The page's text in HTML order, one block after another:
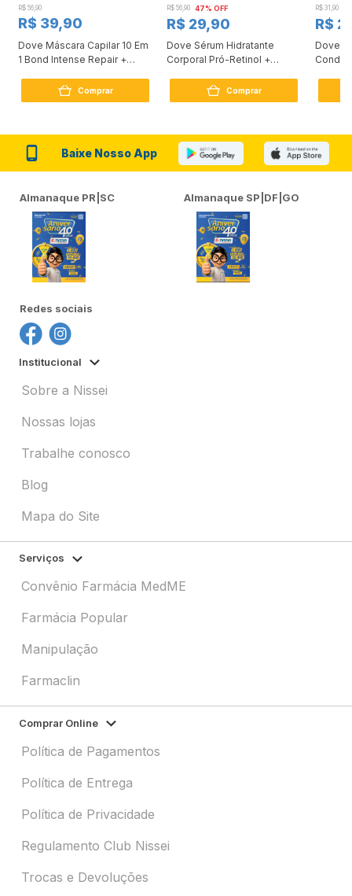
R$ 56,90
R$ 39,90
Dove Máscara Capilar 10 Em
1 Bond Intense Repair +
Comprar
R$ 56,90 47% OFF
R$ 29,90
Dove Sérum Hidratante
Corporal Pró-Retinol +
Comprar
R$ 31,90
R$
Dove
Baixe Nosso App
Almanaque PR|SC Almanaque SP|DF|GO
Redes sociais
Institucional
Sobre a Nissei
Nossas lojas
Trabalhe conosco
Blog
Mapa do Site
Serviços
Convênio Farmácia MedME
Farmácia Popular
Manipulação
Farmaclin
Comprar Online
Política de Pagamentos
Política de Entrega
Política de Privacidade
Regulamento Club Nissei
Trocas e Devoluções